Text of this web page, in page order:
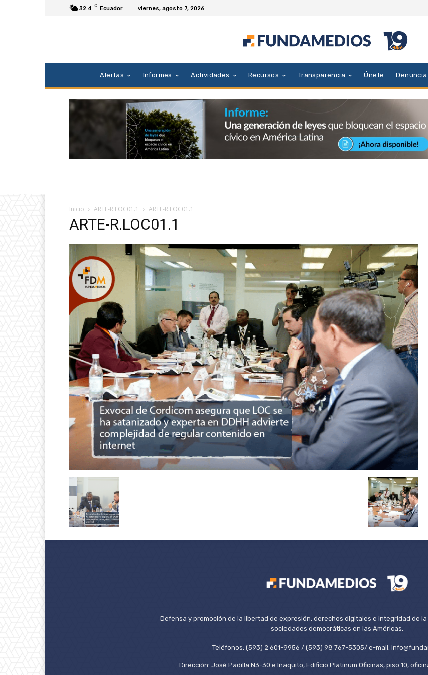
32.4 C Ecuador viernes, agosto 7, 2026
Alertas Informes Actividades Recursos Transparencia Únete Denuncia
Inicio ARTE-R.LOC01.1 ARTE-R.LOC01.1
ARTE-R.LOC01.1
Defensa y promoción de la libertad de expresión, derechos digitales e integridad de
sociedades democráticas en las Américas.
Teléfonos: (593) 2 601-9956 / (593) 98 767-5305/ e-mail:
Dirección: José Padilla N3-30 e Iñaquito, Edificio Platinum Oficinas, piso 10,